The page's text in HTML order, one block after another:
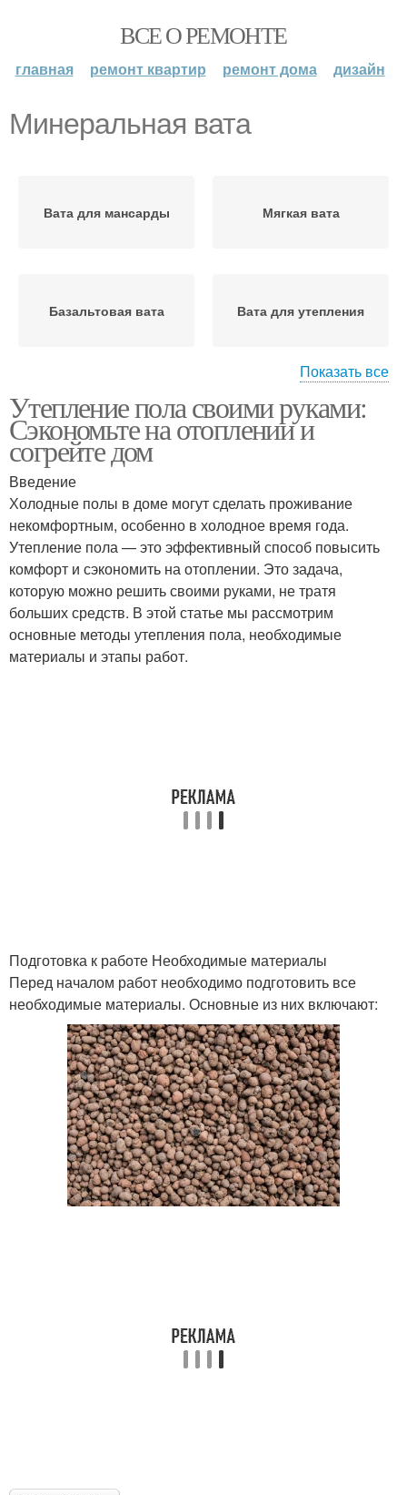
ВСЕ О РЕМОНТЕ
главная ремонт квартир ремонт дома дизайн
Минеральная вата
Вата для мансарды Мягкая вата
Базальтовая вата Вата для утепления
крыши
вату
Ваты от компании
Показать все
Утепление пола своими руками:
Сэкономьте на отоплении и
согрейте дом
Введение
Холодные полы в доме могут сделать проживание
некомфортным, особенно в холодное время года.
Утепление пола — это эффективный способ повысить
комфорт и сэкономить на отоплении. Это задача,
которую можно решить своими руками, не тратя
больших средств. В этой статье мы рассмотрим
основные методы утепления пола, необходимые
материалы и этапы работ.
Подготовка к работе Необходимые материалы
Перед началом работ необходимо подготовить все
необходимые материалы. Основные из них включают: